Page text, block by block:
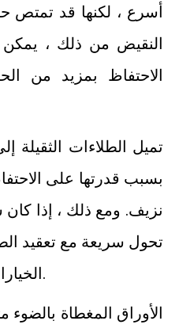
أسرع ، لكنها قد تمتص
النقيض من ذلك ، يمكن
الاحتفاظ بمزيد من
تميل الطلاءات الثقيلة
بسبب قدرتها على
نزيف. ومع ذلك ، إذا
تحول سريعة مع تعقيد
الخيارات المغطاة بالضوء أفضل.
الأوراق المغطاة بالضوء